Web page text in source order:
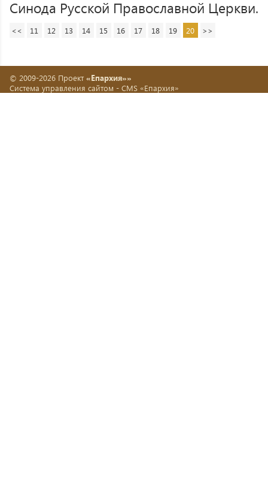
Синода Русской Православной Церкви.
<< 11 12 13 14 15 16 17 18 19 20 >>
© 2009-2026 Проект «Епархия»»
Система управления сайтом - CMS «Епархия»